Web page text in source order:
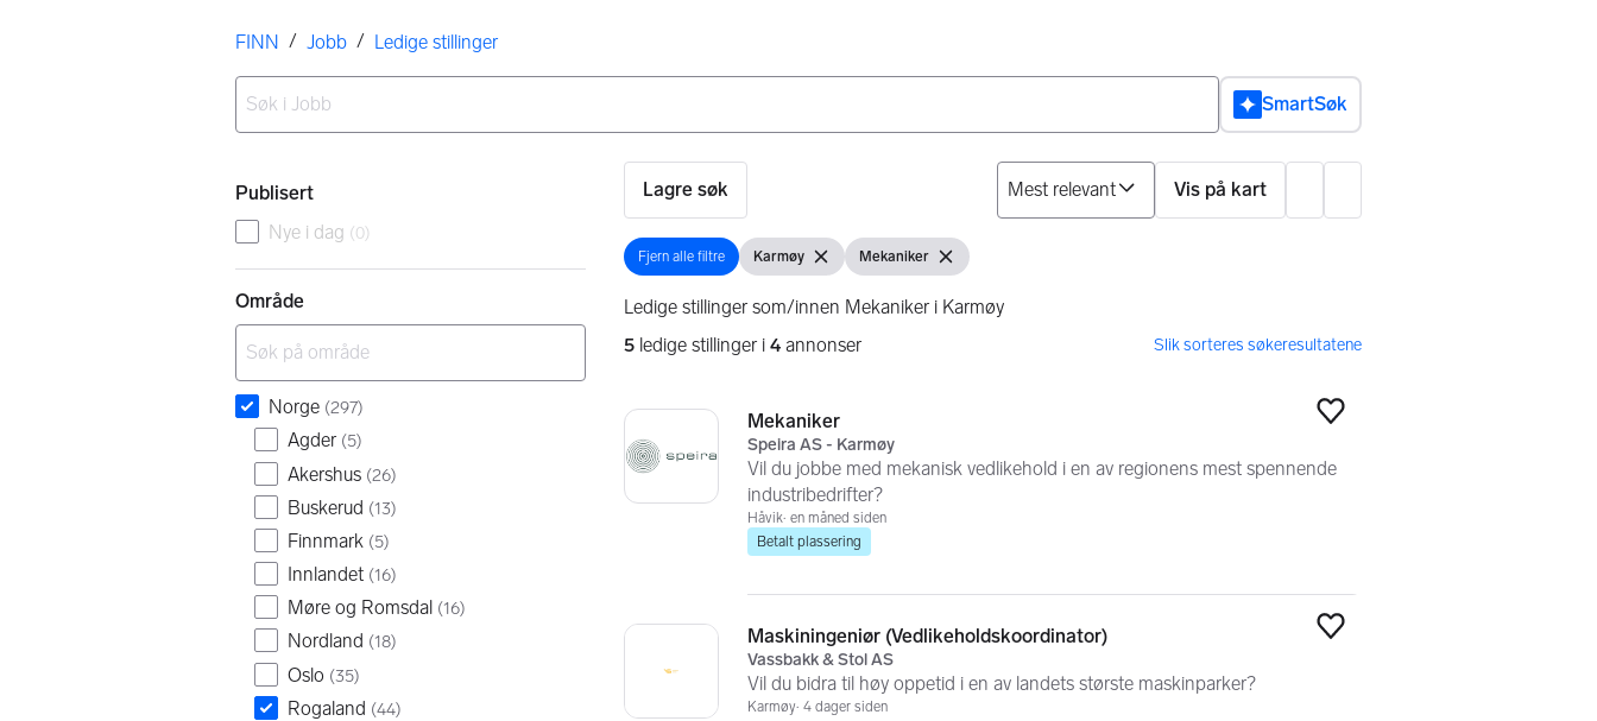
Her er du
FINN / Jobb / Ledige stillinger
SmartSøk
Filtre
Publisert
Nye i dag (0)
Område
Norge (297)
Agder (5)
Akershus (26)
Buskerud (13)
Finnmark (5)
Innlandet (16)
Møre og Romsdal (16)
Nordland (18)
Oslo (35)
Rogaland (44)
Lagre søk
Sorter på
Vis på kart
Fjern alle filtre
Fjern alle filtre Vis filter
Karmøy Fjern filterVis filter
Mekaniker Fjern filter
Ledige stillinger som/innen Mekaniker i Karmøy
5ledige stillinger i 4annonser
Søkeresultater
Mekaniker
Speira AS - Karmøy
Vil du jobbe med mekanisk vedlikehold i en av regionens mest spennende
industribedrifter?
Håvik en måned siden
Betalt plassering
Maskiningeniør (Vedlikeholdskoordinator)
Vassbakk & Stol AS
Vil du bidra til høy oppetid i en av landets største maskinparker?
Karmøy 4 dager siden